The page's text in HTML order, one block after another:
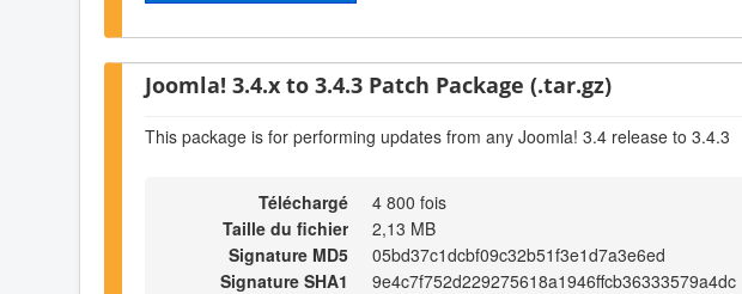
Joomla! 3.4.x to 3.4.3 Patch Package (.tar.gz)
This package is for performing updates from any Joomla! 3.4 release to 3.4.3
Téléchargé
4 800 fois
Taille du fichier
2,13 MB
Signature MD5
05bd37c1dcbf09c32b51f3e1d7a3e6ed
Signature SHA1
9e4c7f752d229275618a1946ffcb36333579a4dc